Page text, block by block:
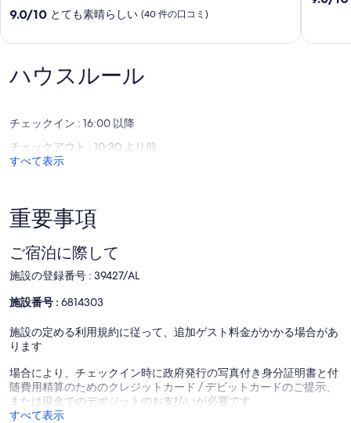
田
舎、
タ
ー
無
料
ス
マ
ア
ス
10
階
9.0、
と
素
ら
し
件
の
コ
件
の
口
ミ
9.0/10 とても素晴らしい (40 件の口コミ)
ハウスルール
チェックイン : 16:00 以降
チェックアウト : 10:30 より前
すべて表示
重要事項
ご宿泊に際して
施設の登録番号 : 39427/AL
施設番号 : 6814303
施設の定める利用規約に従って、追加ゲスト料金がかかる場合があ
ります
場合により、チェックイン時に政府発行の写真付き身分証明書と付
随費用精算のためのクレジットカード / デビットカードのご提示、
または現金でのデポジットのお支払いが必要です
すべて表示